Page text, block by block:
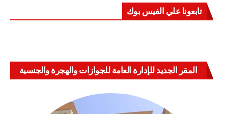
تابعونا علي الفيس بوك
المقر الجديد للإدارة العامة للجوازات والهجرة والجنسية